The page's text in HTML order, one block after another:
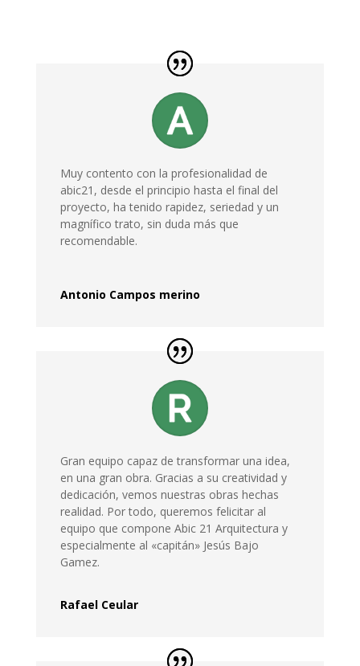
Muy contento con la profesionalidad de
abic21, desde el principio hasta el final del
proyecto, ha tenido rapidez, seriedad y un
magnífico trato, sin duda más que
recomendable.
Antonio Campos merino
Gran equipo capaz de transformar una idea,
en una gran obra. Gracias a su creatividad y
dedicación, vemos nuestras obras hechas
realidad. Por todo, queremos felicitar al
equipo que compone Abic 21 Arquitectura y
especialmente al «capitán» Jesús Bajo
Gamez.
Rafael Ceular